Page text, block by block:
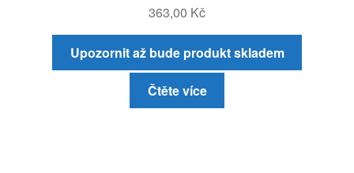
363,00 Kč
Upozornit až bude produkt skladem
Čtěte více